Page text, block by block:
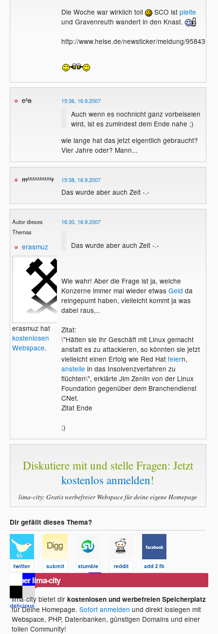
Die Woche war wirklich toll
SCO ist pleite
und Gravenreuth wandert in den Knast.
http://www.heise.de/newsticker/meldung/95843
c*a 15:36, 16.9.2007
Auch wenn es nochnicht ganz vorbeiseien
wird, ist es zumindest dem Ende nahe ;)
wie lange hat das jetzt eigentlich gebraucht?
Vier Jahre oder? Mann...
m**********r 15:38, 16.9.2007
Das wurde aber auch Zeit -.-
Autor dieses
Themas
erasmuz
erasmuz hat
kostenlosen
Webspace.
16:30, 16.9.2007
Das wurde aber auch Zeit -.-
Wie wahr! Aber die Frage ist ja, welche
Konzerne immer mal wieder etwas Geld da
reingepumt haben, vielleicht kommt ja was
dabei raus,..
Zitat:
\"Hätten sie ihr Geschäft mit Linux gemacht
anstatt es zu attackieren, so könnten sie jetzt
vielleicht einen Erfolg wie Red Hat feiern,
anstelle in das Insolvenzverfahren zu
flüchten\", erklärte Jim Zenlin von der Linux
Foundation gegenüber dem Branchendienst
CNet.
Zitat Ende
;)
Diskutiere mit und stelle Fragen: Jetzt
kostenlos anmelden!
lima-city: Gratis werbefreier Webspace für deine eigene Homepage
Dir gefällt dieses Thema?
Über lima-city
lima-city bietet dirkostenlosen und werbefreien Speicherplatz
für Deine Homepage.Sofort anmelden und direkt loslegen mit
Webspace, PHP, Datenbanken, günstigen Domains und einer
tollen Community!